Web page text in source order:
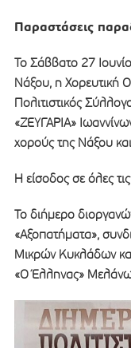
Παραστάσεις
Το Σάββατο 27
Νάξου, η Χορευτική
Πολιτιστικός
«ΖΕΥΓΑΡΙΑ»
χορούς της Νάξου
Η είσοδος σε όλες
Το διήμερο
«Αξοπατήματα»,
Μικρών Κυκλάδων
«Ο Έλληνας»